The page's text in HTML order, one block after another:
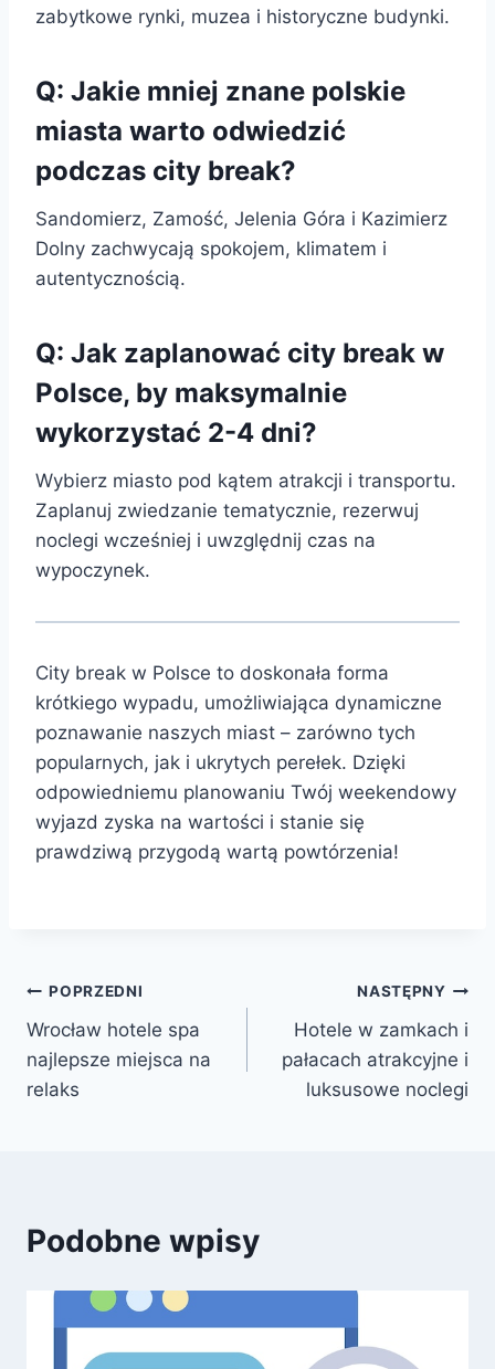
zabytkowe rynki, muzea i historyczne budynki.
Q: Jakie mniej znane polskie
miasta warto odwiedzić
podczas city break?
Sandomierz, Zamość, Jelenia Góra i Kazimierz
Dolny zachwycają spokojem, klimatem i
autentycznością.
Q: Jak zaplanować city break w
Polsce, by maksymalnie
wykorzystać 2-4 dni?
Wybierz miasto pod kątem atrakcji i transportu.
Zaplanuj zwiedzanie tematycznie, rezerwuj
noclegi wcześniej i uwzględnij czas na
wypoczynek.
City break w Polsce to doskonała forma
krótkiego wypadu, umożliwiająca dynamiczne
poznawanie naszych miast – zarówno tych
popularnych, jak i ukrytych perełek. Dzięki
odpowiedniemu planowaniu Twój weekendowy
wyjazd zyska na wartości i stanie się
prawdziwą przygodą wartą powtórzenia!
Nawigacja
wpisu
POPRZEDNI
Wrocław hotele spa
najlepsze miejsca na
relaks
NASTĘPNY
Hotele w zamkach i
pałacach atrakcyjne i
luksusowe noclegi
Podobne wpisy